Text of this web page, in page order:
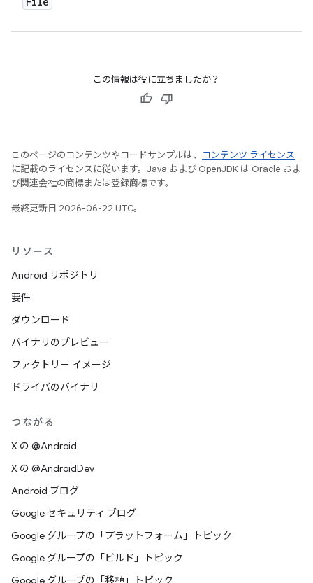
この情報は役に立ちましたか？
このページのコンテンツやコードサンプルは、
コンテンツ ライセンス
に記載のライセンスに従います。Java および OpenJDK は Oracle およ
び関連会社の商標または登録商標です。
最終更新日 2026-06-22 UTC。
リソース
Android リポジトリ
要件
ダウンロード
バイナリのプレビュー
ファクトリー イメージ
ドライバのバイナリ
つながる
X の @Android
X の @AndroidDev
Android ブログ
Google セキュリティ ブログ
Google グループの「プラットフォーム」トピック
Google グループの「ビルド」トピック
Google グループの「移植」トピック